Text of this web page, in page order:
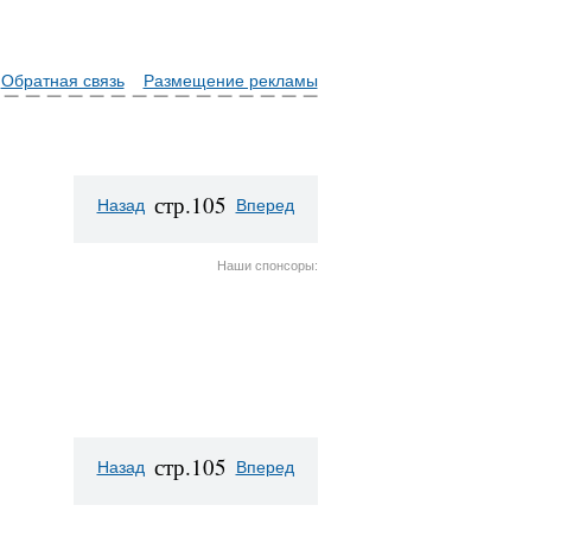
Обратная связь Размещение рекламы
Назад стр.105 Вперед
Наши спонсоры:
Назад стр.105 Вперед